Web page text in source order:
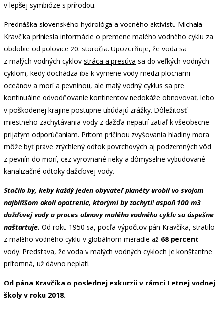
v lepšej symbióze s prírodou.
Prednáška slovenského hydrológa a vodného aktivistu Michala
Kravčíka priniesla informácie o premene malého vodného cyklu za
obdobie od polovice 20. storočia. Upozorňuje, že voda sa
z malých vodných cyklov stráca a presúva sa do veľkých vodných
cyklom, kedy dochádza iba k výmene vody medzi plochami
oceánov a morí a pevninou, ale malý vodný cyklus sa pre
kontinuálne odvodňovanie kontinentov nedokáže obnovovať, lebo
v poškodenej krajine postupne ubúdajú zrážky. Dôležitosť
miestneho zachytávania vody z dažďa nepatrí zatiaľ k všeobecne
prijatým odporúčaniam. Pritom príčinou zvyšovania hladiny mora
môže byť práve zrýchlený odtok povrchových aj podzemných vôd
z pevnín do morí, cez vyrovnané rieky a dômyselne vybudované
kanalizačné odtoky dažďovej vody.
Stačilo by, keby každý jeden obyvateľ planéty urobil vo svojom
najbližšom okolí opatrenia, ktorými by zachytil aspoň 100 m3
dažďovej vody a proces obnovy malého vodného cyklu sa úspešne
naštartuje. Od roku 1950 sa, podľa výpočtov pán Kravčíka, stratilo
z malého vodného cyklu v globálnom meradle až 68 percent
vody. Predstava, že voda v malých vodných cykloch je konštantne
prítomná, už dávno neplatí.
Od pána Kravčíka o poslednej exkurzii v rámci Letnej vodnej
školy v roku 2018.